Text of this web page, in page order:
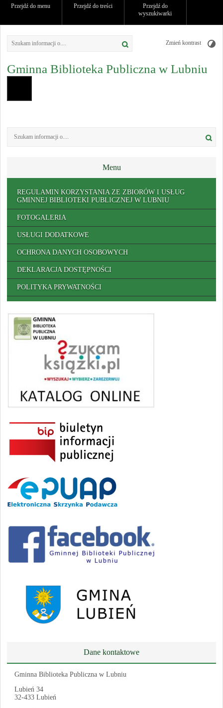
Przejdź do menu Przejdź do treści
Przejdź do
wyszukiwarki
Gminna Biblioteka Publiczna w Lubniu
Zmień kontrast
Menu
REGULAMIN KORZYSTANIA ZE ZBIORÓW I USŁUG
GMINNEJ BIBLIOTEKI PUBLICZNEJ W LUBNIU
FOTOGALERIA
USŁUGI DODATKOWE
OCHRONA DANYCH OSOBOWYCH
DEKLARACJA DOSTĘPNOŚCI
POLITYKA PRYWATNOŚCI
Dane kontaktowe
Gminna Biblioteka Publiczna w Lubniu
Lubień 34
32-433 Lubień